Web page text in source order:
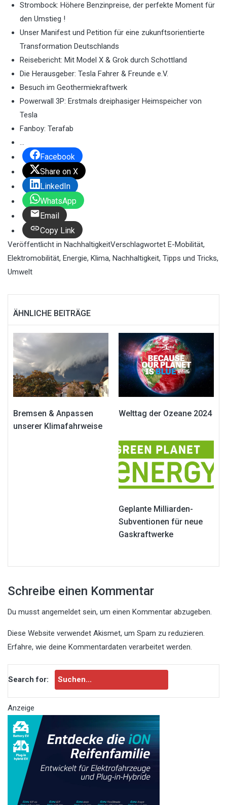
Strombock: Höhere Benzinpreise, der perfekte Moment für
den Umstieg !
Unser Manifest und Petition für eine zukunftsorientierte
Transformation Deutschlands
Reisebericht: Mit Model X & Grok durch Schottland
Die Herausgeber: Tesla Fahrer & Freunde e.V.
Besuch im Geothermiekraftwerk
Powerwall 3P: Erstmals dreiphasiger Heimspeicher von
Tesla
Fanboy: Terafab
…
Facebook
Share on X
LinkedIn
WhatsApp
Email
Copy Link
Veröffentlicht in NachhaltigkeitVerschlagwortet E-Mobilität,
Elektromobilität, Energie, Klima, Nachhaltigkeit, Tipps und Tricks,
Umwelt
ÄHNLICHE BEITRÄGE
Bremsen & Anpassen
unserer Klimafahrweise
Welttag der Ozeane 2024
Geplante Milliarden-
Subventionen für neue
Gaskraftwerke
Schreibe einen Kommentar
Du musst angemeldet sein, um einen Kommentar abzugeben.
Diese Website verwendet Akismet, um Spam zu reduzieren.
Erfahre, wie deine Kommentardaten verarbeitet werden.
Search for:
Anzeige